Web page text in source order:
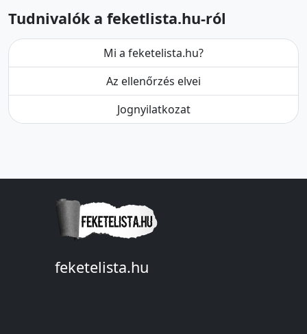
Tudnivalók a feketlista.hu-ról
Mi a feketelista.hu?
Az ellenőrzés elvei
Jognyilatkozat
feketelista.hu